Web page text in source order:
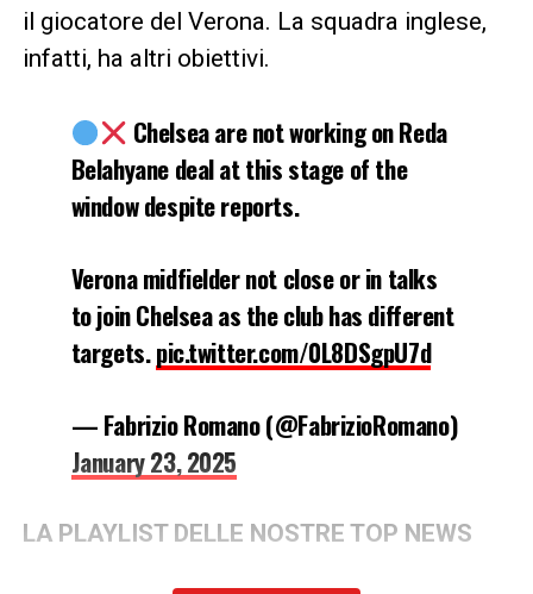
il giocatore del Verona. La squadra inglese,
infatti, ha altri obiettivi.
Chelsea are not working on Reda
Belahyane deal at this stage of the
window despite reports.
Verona midfielder not close or in talks
to join Chelsea as the club has different
targets.pic.twitter.com/0L8DSgpU7d
— Fabrizio Romano (@FabrizioRomano)
January 23, 2025
LA PLAYLIST DELLE NOSTRE TOP NEWS